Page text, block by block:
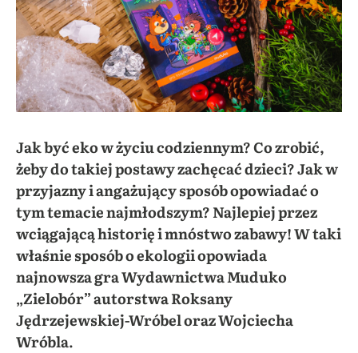
Jak być eko w życiu codziennym? Co zrobić,
żeby do takiej postawy zachęcać dzieci? Jak w
przyjazny i angażujący sposób opowiadać o
tym temacie najmłodszym? Najlepiej przez
wciągającą historię i mnóstwo zabawy! W taki
właśnie sposób o ekologii opowiada
najnowsza gra Wydawnictwa Muduko
„Zielobór” autorstwa Roksany
Jędrzejewskiej-Wróbel oraz Wojciecha
Wróbla.